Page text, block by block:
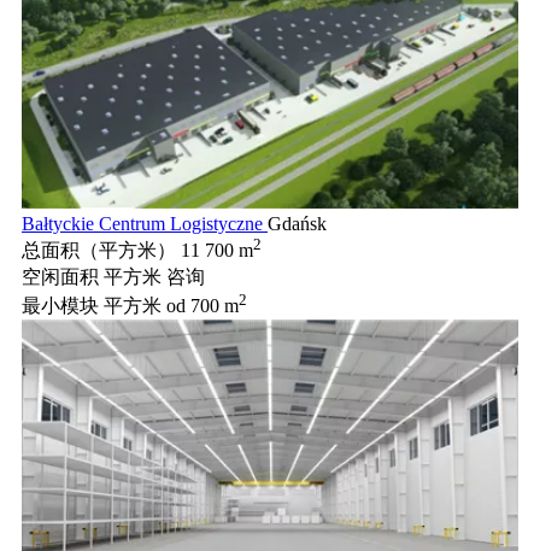
Bałtyckie Centrum Logistyczne Gdańsk
总面积（平方米）
11 700 m2
空闲面积 平方米 咨询
最小模块 平方米 od 700 m2